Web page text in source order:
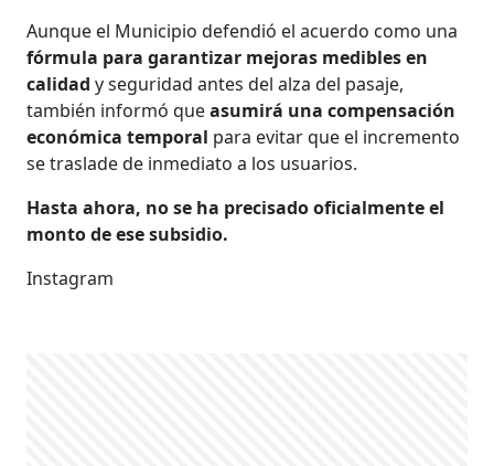
Aunque el Municipio defendió el acuerdo como una
fórmula para garantizar mejoras medibles en
calidad y seguridad antes del alza del pasaje,
también informó queasumirá una compensación
económica temporal para evitar que el incremento
se traslade de inmediato a los usuarios.
Hasta ahora, no se ha precisado oficialmente el
monto de ese subsidio.
Instagram